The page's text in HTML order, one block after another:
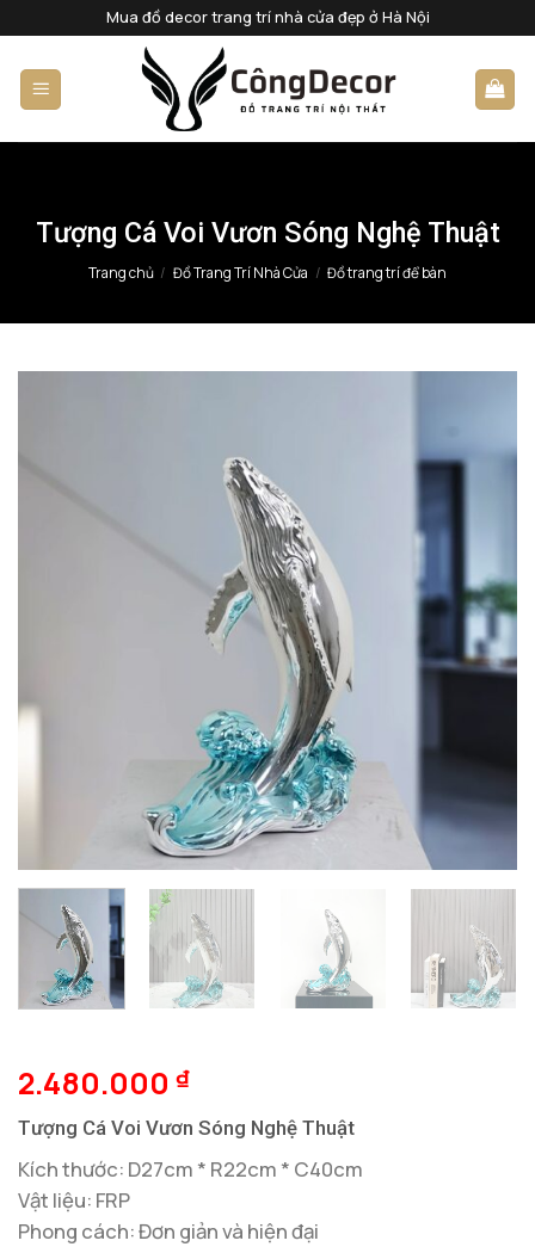
qua
nội
dung
Mua đồ decor trang trí nhà cửa đẹp ở Hà Nội
Tượng Cá Voi Vươn Sóng Nghệ Thuật
Trang chủ / Đồ Trang Trí Nhà Cửa / Đồ trang trí để bàn
2.480.000 ₫
Tượng Cá Voi Vươn Sóng Nghệ Thuật
Kích thước: D27cm * R22cm * C40cm
Vật liệu: FRP
Phong cách: Đơn giản và hiện đại